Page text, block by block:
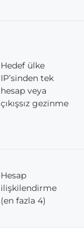
Hedef ülke
IP’sinden tek
hesap veya
çıkışsız gezinme
Hesap
ilişkilendirme
(en fazla 4)